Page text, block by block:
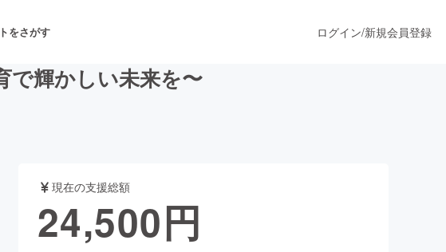
をさがす
フォーマンス
飲食店 ファッション
ログイン/新規会員登録
で輝かしい未来を〜
現在の支援総額
24,500円